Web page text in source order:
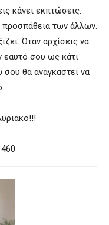
κάνει εκπτώσεις.
προσπάθεια των άλλων.
Όταν αρχίσεις να
εαυτό σου ως κάτι
θα αναγκαστεί να
460